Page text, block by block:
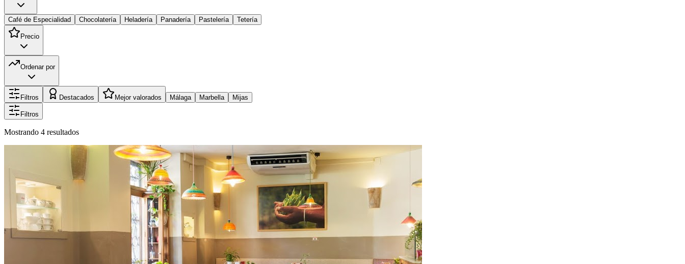
Café de Especialidad Chocolatería Heladería Panadería Pastelería Tetería
Precio
Ordenar por
Filtros Destacados Mejor valorados Málaga Marbella Mijas
Filtros
Mostrando 4 resultados